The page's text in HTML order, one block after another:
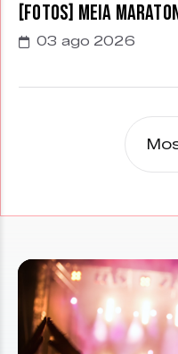
[FOTOS] Meia
03 ago 2026